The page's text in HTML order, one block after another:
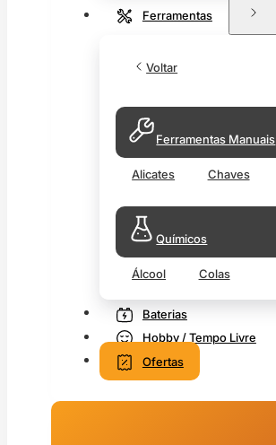
Ferramentas
Voltar
Ferramentas Manuais
Alicates Chaves
Químicos
Álcool Colas
Baterias
Hobby / Tempo Livre
Ofertas